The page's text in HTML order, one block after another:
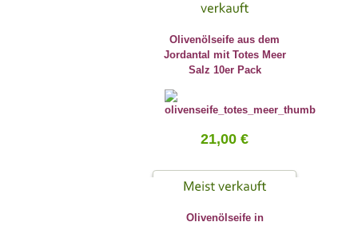
Olivenölseife aus dem
Jordantal mit Totes Meer
Salz 10er Pack
21,00 €
Olivenölseife in